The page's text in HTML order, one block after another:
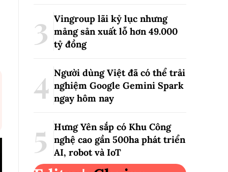
Vingroup lãi kỷ lục nhưng
mảng sản xuất lỗ hơn 49.000
tỷ đồng
Người dùng Việt đã có thể trải
nghiệm Google Gemini Spark
ngay hôm nay
Hưng Yên sắp có Khu Công
nghệ cao gần 500ha phát triển
AI, robot và IoT